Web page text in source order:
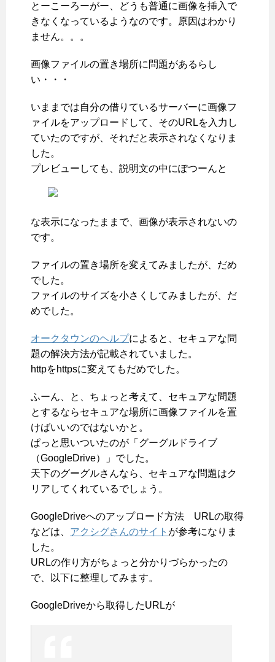
とーこーろーがー、どうも普通に画像を挿入で
きなくなっているようなのです。原因はわかり
ません。。。
画像ファイルの置き場所に問題があるらし
い・・・
いままでは自分の借りているサーバーに画像フ
ァイルをアップロードして、そのURLを入力し
ていたのですが、それだと表示されなくなりま
した。
プレビューしても、説明文の中にぽつーんと
な表示になったままで、画像が表示されないの
です。
ファイルの置き場所を変えてみましたが、だめ
でした。
ファイルのサイズを小さくしてみましたが、だ
めでした。
オークタウンのヘルプによると、セキュアな問
題の解決方法が記載されていました。
httpをhttpsに変えてもだめでした。
ふーん、と、ちょっと考えて、セキュアな問題
とするならセキュアな場所に画像ファイルを置
けばいいのではないかと。
ぱっと思いついたのが「グーグルドライブ
（GoogleDrive）」でした。
天下のグーグルさんなら、セキュアな問題はク
リアしてくれているでしょう。
GoogleDriveへのアップロード方法 URLの取得
などは、 アクシグさんのサイト が参考になりま
した。
URLの作り方がちょっと分かりづらかったの
で、以下に整理してみます。
GoogleDriveから取得したURLが